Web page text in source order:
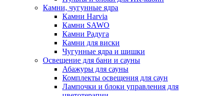
Камни, чугунные ядра
Камни Harvia
Камни SAWO
Камни Радуга
Камни для виски
Чугунные ядра и шишки
Освещение для бани и сауны
Абажуры для сауны
Комплекты освещения для саун
Лампочки и блоки управления для